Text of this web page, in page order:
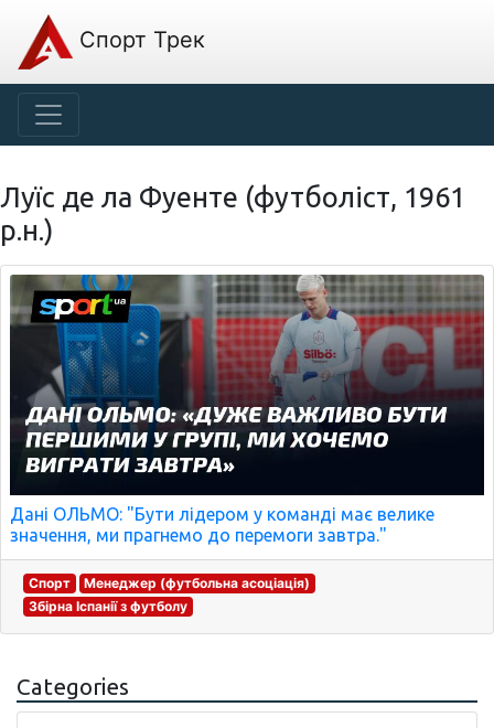
Спорт Трек
Луїс де ла Фуенте (футболіст, 1961
р.н.)
Дані ОЛЬМО: "Бути лідером у команді має велике
значення, ми прагнемо до перемоги завтра."
Спорт
Менеджер (футбольна асоціація)
Збірна Іспанії з футболу
Categories